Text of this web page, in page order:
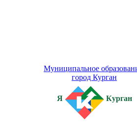
Муниципальное
город Курган
Я Курган